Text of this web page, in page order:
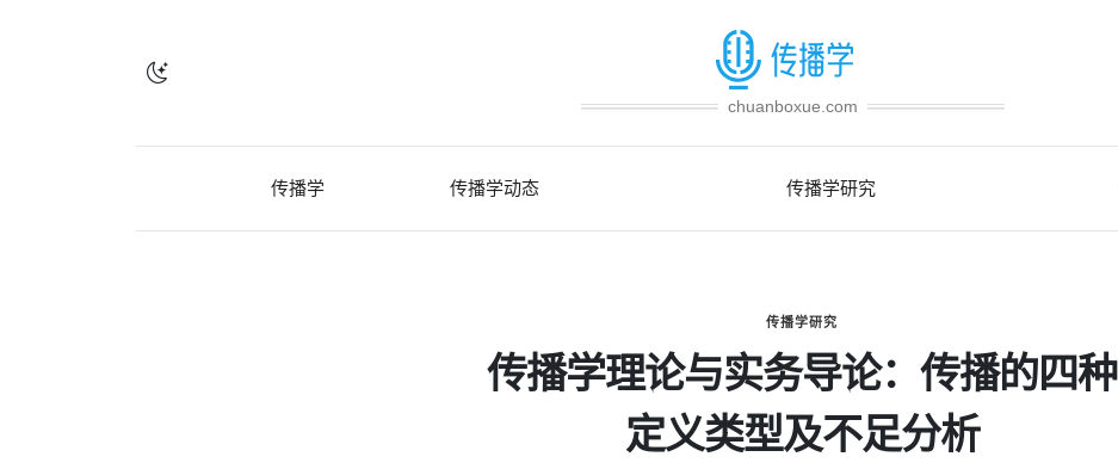
chuanboxue.com
传播学 传播学动态 传播学研究
传播学研究
传播学理论与实务导论：传播的四种
定义类型及不足分析